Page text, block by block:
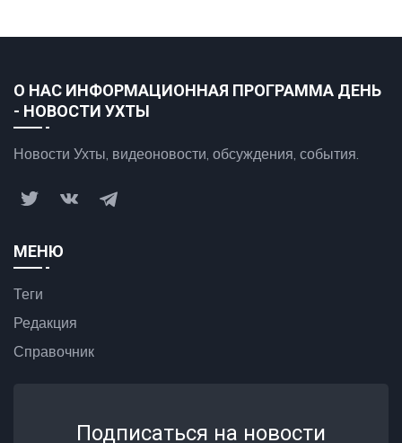
О НАС ИНФОРМАЦИОННАЯ ПРОГРАММА ДЕНЬ
- НОВОСТИ УХТЫ
Новости Ухты, видеоновости, обсуждения, события.
МЕНЮ
Теги
Редакция
Справочник
Подписаться на новости